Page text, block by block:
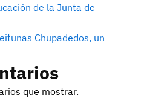
de la Junta de
Chupadedos, un
que mostrar.